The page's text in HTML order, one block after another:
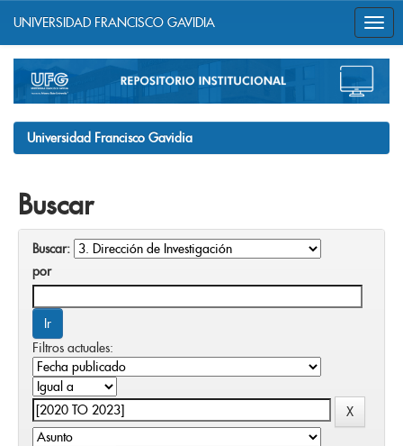
navigation
UNIVERSIDAD FRANCISCO GAVIDIA
Universidad Francisco Gavidia
Buscar
Buscar:
por
Filtros actuales: